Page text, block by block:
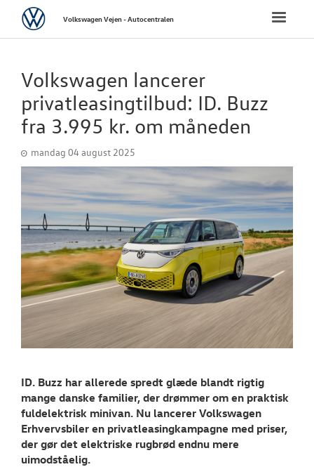
NYE VAREBILER
BRUGTE BILER
VÆRKSTED
SKADECENTER
NYHEDER
Tilmeld dig
Danmarks
TILBEHØR
OM OS
Toggle
VolkswagenVolkswagen Vejen - Autocentralen
Volkswagen lancerer
privatleasingtilbud: ID. Buzz
fra 3.995 kr. om måneden
mandag 04 august 2025
ID. Buzz har allerede spredt glæde blandt rigtig
mange danske familier, der drømmer om en praktisk
fuldelektrisk minivan. Nu lancerer Volkswagen
Erhvervsbiler en privatleasingkampagne med priser,
der gør det elektriske rugbrød endnu mere
uimodståelig.